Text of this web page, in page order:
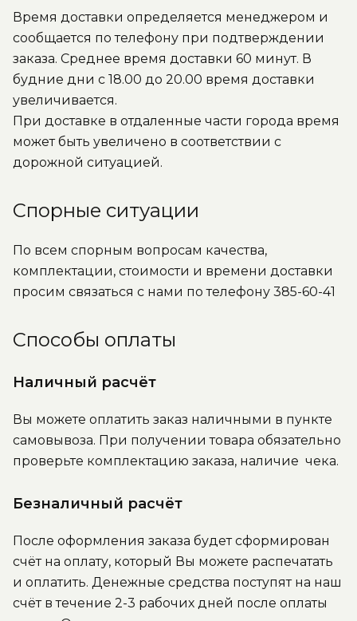
Время доставки определяется менеджером и
сообщается по телефону при подтверждении
заказа. Среднее время доставки 60 минут. В
будние дни с 18.00 до 20.00 время доставки
увеличивается.
При доставке в отдаленные части города время
может быть увеличено в соответствии с
дорожной ситуацией.
Спорные ситуации
По всем спорным вопросам качества,
комплектации, стоимости и времени доставки
просим связаться с нами по телефону 385-60-41
Способы оплаты
Наличный расчёт
Вы можете оплатить заказ наличными в пункте
самовывоза. При получении товара обязательно
проверьте комплектацию заказа, наличие чека.
Безналичный расчёт
После оформления заказа будет сформирован
счёт на оплату, который Вы можете распечатать
и оплатить. Денежные средства поступят на наш
счёт в течение 2-3 рабочих дней после оплаты